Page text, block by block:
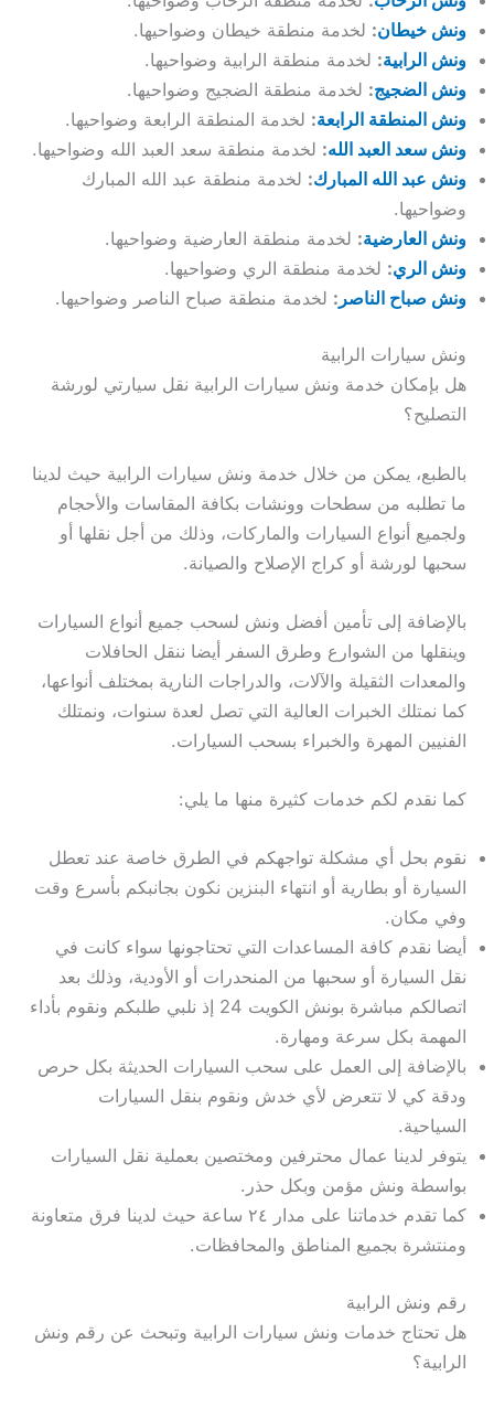
ونش خيطان: لخدمة منطقة خيطان وضواحيها.
ونش الرابية: لخدمة منطقة الرابية وضواحيها.
ونش الضجيج: لخدمة منطقة الضجيج وضواحيها.
ونش المنطقة الرابعة: لخدمة المنطقة الرابعة وضواحيها.
ونش سعد العبد الله: لخدمة منطقة سعد العبد الله وضواحيها.
ونش عبد الله المبارك: لخدمة منطقة عبد الله المبارك
وضواحيها.
ونش العارضية: لخدمة منطقة العارضية وضواحيها.
ونش الري: لخدمة منطقة الري وضواحيها.
ونش صباح الناصر : لخدمة منطقة صباح الناصر وضواحيها.
ونش سيارات الرابية
هل بإمكان خدمة ونش سيارات الرابية نقل سيارتي لورشة
التصليح؟
بالطبع، يمكن من خلال خدمة ونش سيارات الرابية حيث لدينا
ما تطلبه من سطحات وونشات بكافة المقاسات والأحجام
ولجميع أنواع السيارات والماركات، وذلك من أجل نقلها أو
سحبها لورشة أو كراج الإصلاح والصيانة.
بالإضافة إلى تأمين أفضل ونش لسحب جميع أنواع السيارات
وينقلها من الشوارع وطرق السفر أيضا ننقل الحافلات
والمعدات الثقيلة والآلات، والدراجات النارية بمختلف أنواعها،
كما نمتلك الخبرات العالية التي تصل لعدة سنوات، ونمتلك
الفنيين المهرة والخبراء بسحب السيارات.
كما نقدم لكم خدمات كثيرة منها ما يلي:
نقوم بحل أي مشكلة تواجهكم في الطرق خاصة عند تعطل
السيارة أو بطارية أو انتهاء البنزين نكون بجانبكم بأسرع وقت
وفي مكان.
أيضا نقدم كافة المساعدات التي تحتاجونها سواء كانت في
نقل السيارة أو سحبها من المنحدرات أو الأودية، وذلك بعد
اتصالكم مباشرة بونش الكويت 24 إذ نلبي طلبكم ونقوم بأداء
المهمة بكل سرعة ومهارة.
بالإضافة إلى العمل على سحب السيارات الحديثة بكل حرص
ودقة كي لا تتعرض لأي خدش ونقوم بنقل السيارات
السياحية.
يتوفر لدينا عمال محترفين ومختصين بعملية نقل السيارات
بواسطة ونش مؤمن وبكل حذر.
كما تقدم خدماتنا على مدار ٢٤ ساعة حيث لدينا فرق متعاونة
ومنتشرة بجميع المناطق والمحافظات.
رقم ونش الرابية
هل تحتاج خدمات ونش سيارات الرابية وتبحث عن رقم ونش
الرابية؟